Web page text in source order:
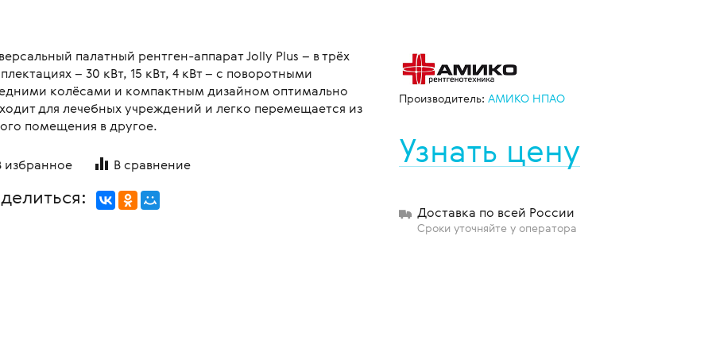
отходов
Средства индивидуальной защиты
Медицинские тепловизоры
диагностика в
медицинские
медицинские
палатный рентген-аппарат Jolly Plus – в трёх
– 30 кВт, 15 кВт, 4 кВт – с поворотными
колёсами и компактным дизайном оптимально
для лечебных учреждений и легко перемещается из
помещения в другое.
избранное В сравнение
Производитель: АМИКО НПАО
Узнать цену
Доставка по всей России
Сроки уточняйте у оператора